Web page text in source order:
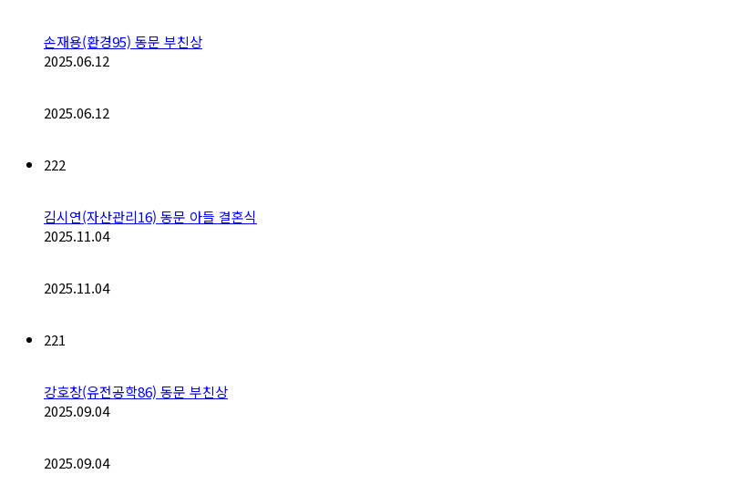
손재용(환경95) 동문 부친상
2025.06.12
2025.06.12
222
김시연(자산관리16) 동문 아들 결혼식
2025.11.04
2025.11.04
221
강호창(유전공학86) 동문 부친상
2025.09.04
2025.09.04